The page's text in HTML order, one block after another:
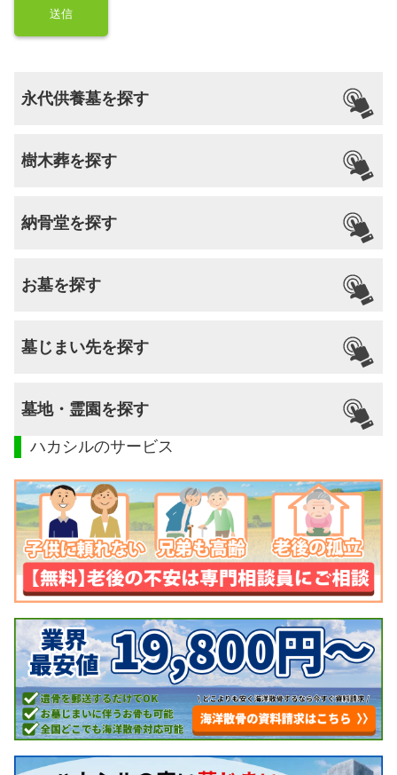
永代供養墓を探す
樹木葬を探す
納骨堂を探す
お墓を探す
墓じまい先を探す
墓地・霊園を探す
ハカシルのサービス